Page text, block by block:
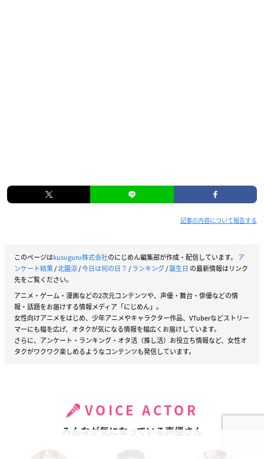
記事の内容について報告する
このページはkusuguru株式会社のにじめん編集部が作成・配信しています。 ア
ンケート結果/北園涼/今日は何の日？ /ランキング/誕生日 の最新情報はリンク
先をご覧ください。
アニメ・ゲーム・漫画などの2次元コンテンツや、声優・舞台・俳優などの情
報・話題をお届けする情報メディア「にじめん」。
女性向けアニメをはじめ、少年アニメやキャラクター作品、VTuberなどストリー
マーにも幅を広げ、オタクが気になる情報を幅広くお届けしています。
さらに、アンケート・ランキング・オタ活（推し活）お役立ち情報など、女性オ
タクがワクワク楽しめるようなコンテンツも発信しています。
VOICE ACTOR
みんなが気になっている声優さん